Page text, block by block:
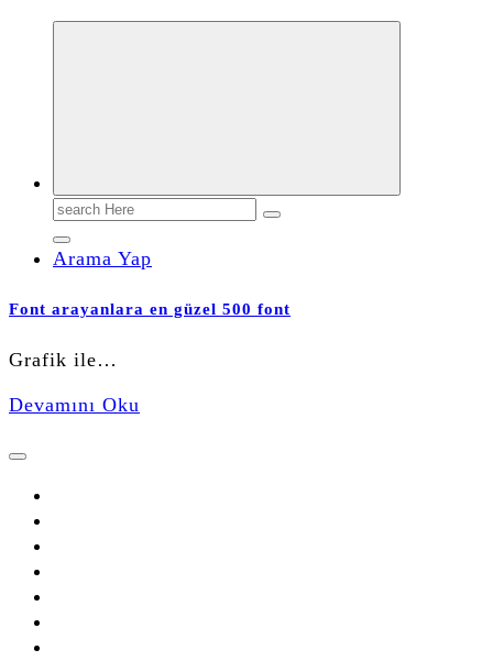
Search
for:
Arama Yap
Font arayanlara en güzel 500 font
Grafik ile…
Devamını Oku